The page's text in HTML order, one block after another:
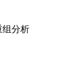
组分析